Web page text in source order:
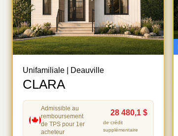
Unifamiliale Deauville
CLARA
Admissible au
remboursement
de TPS pour 1er
acheteur
28 480,1 $
de crédit
supplémentaire